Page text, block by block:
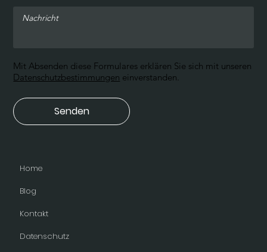
Home
Blog
Kontakt
Datenschutz
Senden
Mit Absenden diese Formulares erklären Sie sich mit unseren
Datenschutzbestimmungen einverstanden.